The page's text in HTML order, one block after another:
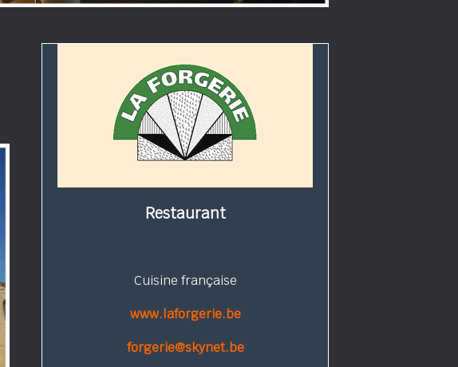
Restaurant
Cuisine française
www.laforgerie.be
forgerie@skynet.be